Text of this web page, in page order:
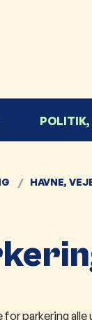
POLITIK,
HAVNE,
for parkering alle